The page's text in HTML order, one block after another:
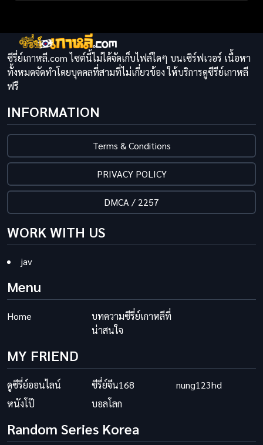
ซีรี่ย์เกาหลี.com ไซต์นี้ไม่ได้จัดเก็บไฟล์ใดๆ บนเซิร์ฟเวอร์ เนื้อหา
ทั้งหมดจัดทำโดยบุคคลที่สามที่ไม่เกี่ยวข้อง ให้บริการดูซีรีย์เกาหลี
ฟรี
INFORMATION
Terms & Conditions
PRIVACY POLICY
DMCA / 2257
WORK WITH US
jav
Menu
Home
บทความซีรี่ย์เกาหลีที่
น่าสนใจ
MY FRIEND
ดูซีรี่ย์ออนไลน์ ซีรี่ย์จีน168
nung123hd
หนังโป๊
บอลโลก
Random Series Korea